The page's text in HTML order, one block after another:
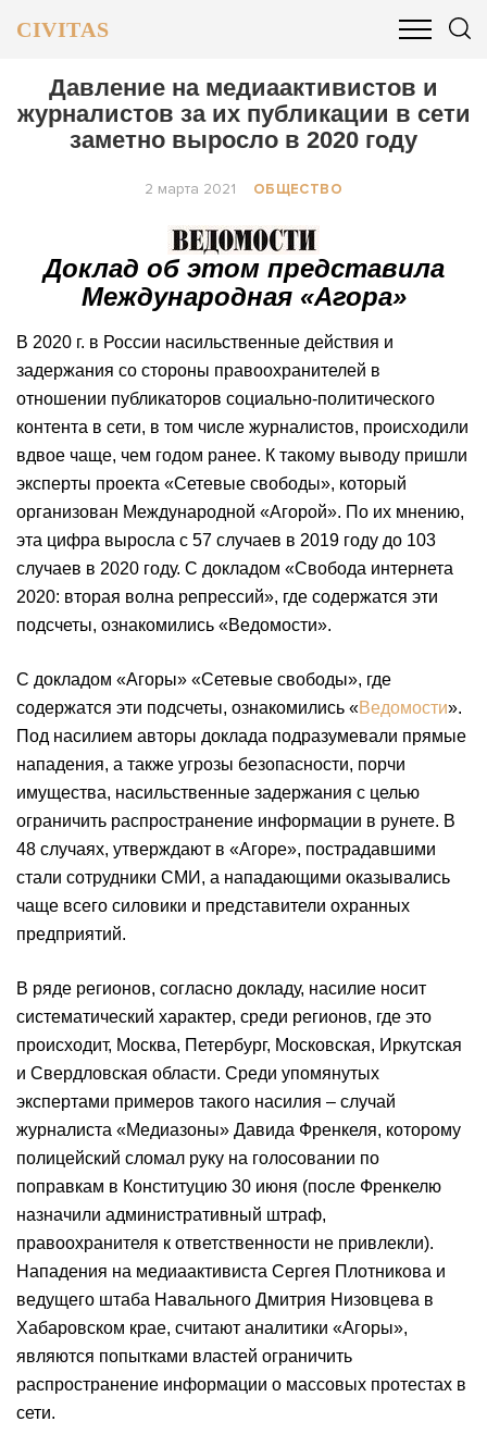
CIVITAS
ОБЩЕСТВО БИЗНЕС И ФИНАНСЫ
Давление на медиаактивистов и
журналистов за их публикации в сети
заметно выросло в 2020 году
2 марта 2021 ОБЩЕСТВО
Доклад об этом представила
Международная «Агора»
В 2020 г. в России насильственные действия и
задержания со стороны правоохранителей в
отношении публикаторов социально-политического
контента в сети, в том числе журналистов, происходили
вдвое чаще, чем годом ранее. К такому выводу пришли
эксперты проекта «Сетевые свободы», который
организован Международной «Агорой». По их мнению,
эта цифра выросла с 57 случаев в 2019 году до 103
случаев в 2020 году. С докладом «Свобода интернета
2020: вторая волна репрессий», где содержатся эти
подсчеты, ознакомились «Ведомости».
С докладом «Агоры» «Сетевые свободы», где
содержатся эти подсчеты, ознакомились «Ведомости».
Под насилием авторы доклада подразумевали прямые
нападения, а также угрозы безопасности, порчи
имущества, насильственные задержания с целью
ограничить распространение информации в рунете. В
48 случаях, утверждают в «Агоре», пострадавшими
стали сотрудники СМИ, а нападающими оказывались
чаще всего силовики и представители охранных
предприятий.
В ряде регионов, согласно докладу, насилие носит
систематический характер, среди регионов, где это
происходит, Москва, Петербург, Московская, Иркутская
и Свердловская области. Среди упомянутых
экспертами примеров такого насилия – случай
журналиста «Медиазоны» Давида Френкеля, которому
полицейский сломал руку на голосовании по
поправкам в Конституцию 30 июня (после Френкелю
назначили административный штраф,
правоохранителя к ответственности не привлекли).
Нападения на медиаактивиста Сергея Плотникова и
ведущего штаба Навального Дмитрия Низовцева в
Хабаровском крае, считают аналитики «Агоры»,
являются попытками властей ограничить
распространение информации о массовых протестах в
сети.